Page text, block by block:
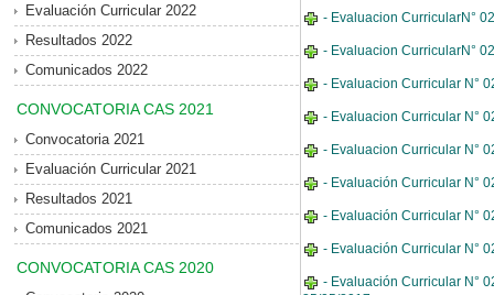
Evaluación Curricular 2022
Resultados 2022
Comunicados 2022
CONVOCATORIA CAS 2021
Convocatoria 2021
Evaluación Curricular 2021
Resultados 2021
Comunicados 2021
CONVOCATORIA CAS 2020
- Evaluacion CurricularN°
- Evaluacion CurricularN°
- Evaluacion Curricular N°
- Evaluacion Curricular N°
- Evaluacion Curricular N°
- Evaluación Curricular N°
- Evaluación Curricular N°
- Evaluación Curricular N°
- Evaluación Curricular N°